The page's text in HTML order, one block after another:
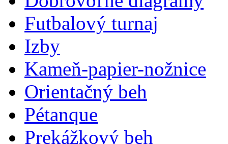
Futbalový turnaj
Izby
Kameň-papier-nožnice
Orientačný beh
Pétanque
Prekážkový beh